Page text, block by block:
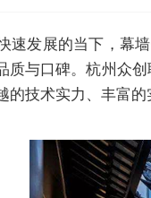
速发展的当下，幕
质与口碑。杭州众
的技术实力、丰富